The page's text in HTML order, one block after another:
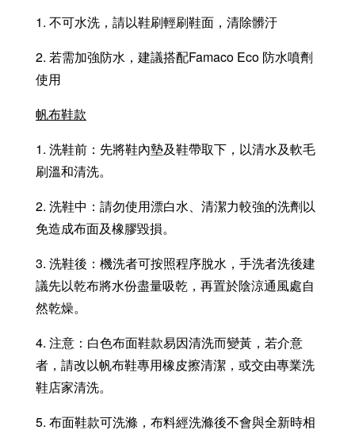
1. 不可水洗，請以鞋刷輕刷鞋面，清除髒汙
2. 若需加強防水，建議搭配Famaco Eco 防水噴劑
使用
帆布鞋款
1. 洗鞋前：先將鞋內墊及鞋帶取下，以清水及軟毛
刷溫和清洗。
2. 洗鞋中：請勿使用漂白水、清潔力較強的洗劑以
免造成布面及橡膠毀損。
3. 洗鞋後：機洗者可按照程序脫水，手洗者洗後建
議先以乾布將水份盡量吸乾，再置於陰涼通風處自
然乾燥。
4. 注意：白色布面鞋款易因清洗而變黃，若介意
者，請改以帆布鞋專用橡皮擦清潔，或交由專業洗
鞋店家清洗。
5. 布面鞋款可洗滌，布料經洗滌後不會與全新時相